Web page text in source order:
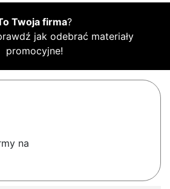
Twoja firma?
jak odebrać materiały
promocyjne!
na